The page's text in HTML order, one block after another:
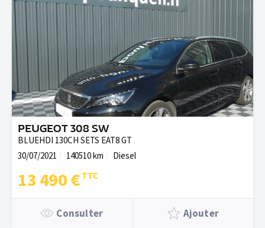
PEUGEOT 308 SW
BLUEHDI 130CH SETS EAT8 GT
30/07/2021
140510 km Diesel
13 490 €
Consulter Ajouter